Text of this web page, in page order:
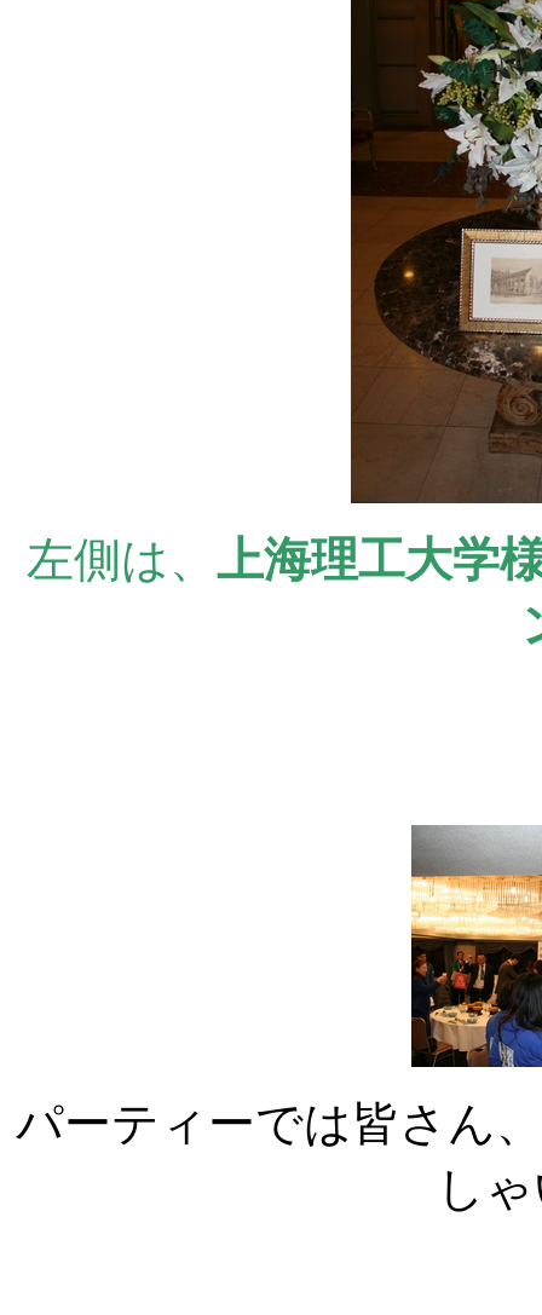
左側は、 上海理工大学
パーティーでは皆さん
し